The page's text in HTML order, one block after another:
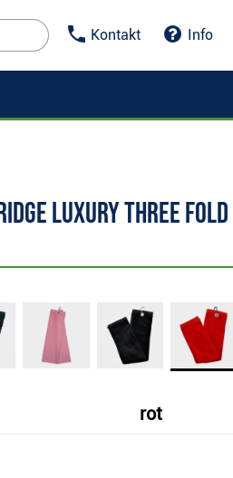
Kontakt Info
Luxury Three
rot